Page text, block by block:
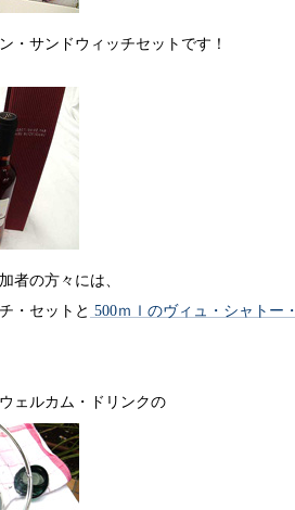
・サンドウィッチセットです！
者の方々には、
・セットと 500ｍｌのヴィュ・シャト
ェルカム・ドリンクの